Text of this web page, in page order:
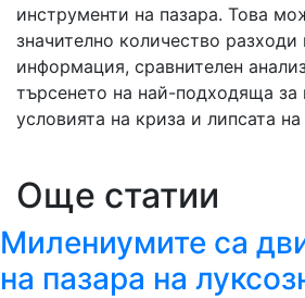
инструменти на пазара. Това
значително количество разходи
информация, сравнителен
търсенето на най-подходяща за
условията на криза и липсата
Още статии
Милениумите са
на пазара на